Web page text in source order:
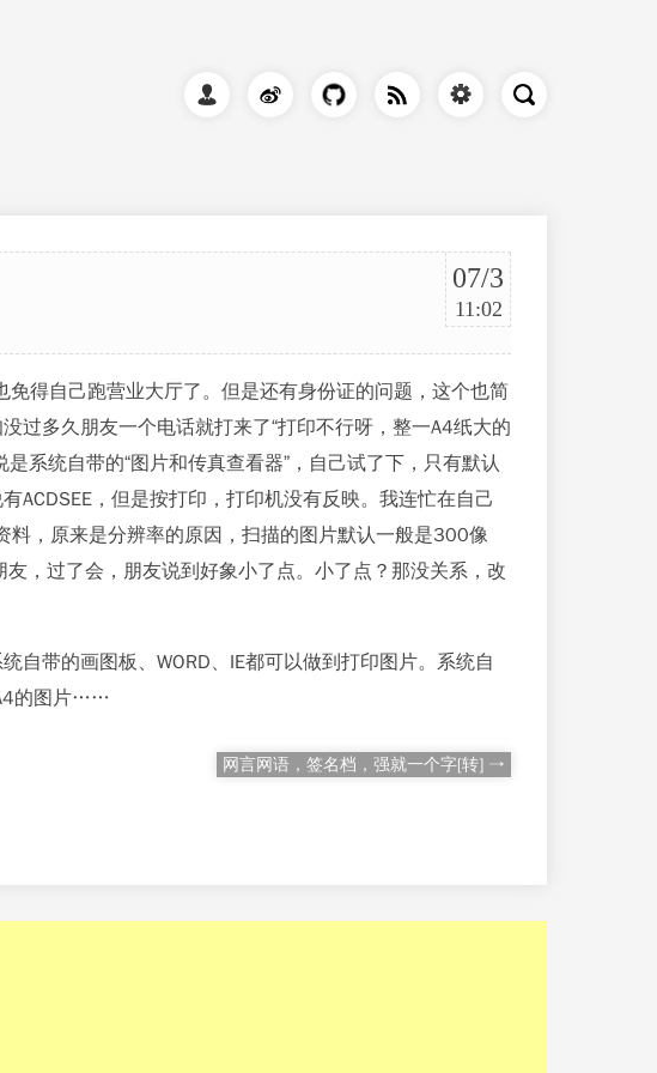
07/3
11:02
得自己跑营业大厅了。但是还有身份证的问题，这个也简
过多久朋友一个电话就打来了“打印不行呀，整一A4纸大的
系统自带的“图片和传真查看器”，自己试了下，只有默认
ACDSEE，但是按打印，打印机没有反映。我连忙在自己
，原来是分辨率的原因，扫描的图片默认一般是300像
，过了会，朋友说到好象小了点。小了点？那没关系，改
自带的画图板、WORD、IE都可以做到打印图片。系统自
的图片……
网言网语，签名档，强就一个字[转] →